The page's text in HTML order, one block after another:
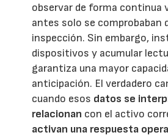
observar de forma continua
antes solo se comprobaban
inspección. Sin embargo,
dispositivos y acumular
garantiza una mayor
anticipación. El verdadero
cuando esos datos se
relacionan con el activo
activan una respuesta